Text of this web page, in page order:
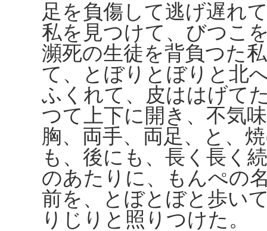
足を負傷して逃げ遅れ
私を見つけて、びつこ
瀕死の生徒を背負つた
て、とぼりとぼりと北
ふくれて、皮ははげて
つて上下に開き、不気
胸、両手、両足、と、
も、後にも、長く長く
のあたりに、もんぺの
前を、とぼとぼと歩い
りじりと照りつけた。